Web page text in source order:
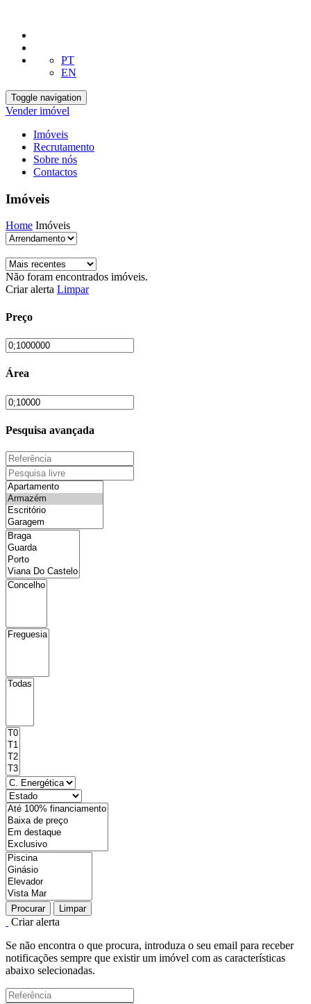
PT
EN
Toggle navigation
Vender imóvel
Imóveis
Recrutamento
Sobre nós
Contactos
Imóveis
Home Imóveis
Não foram encontrados imóveis.
Criar alerta Limpar
Preço
Área
Pesquisa avançada
Procurar Limpar
Criar alerta
Se não encontra o que procura, introduza o seu email para receber
notificações sempre que existir um imóvel com as características
abaixo selecionadas.